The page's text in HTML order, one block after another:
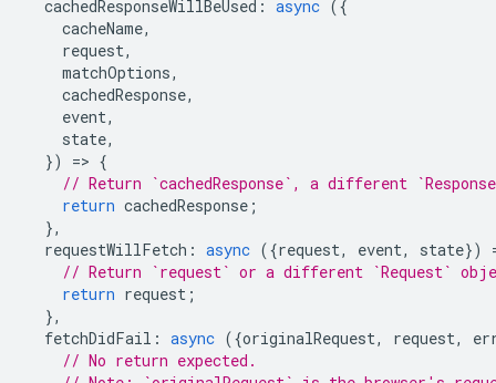
cachedResponseWillBeUsed : async ({
cacheName,
request,
matchOptions,
cachedResponse,
event,
state,
})
=> {
// Return `cachedResponse`, a different
return cachedResponse ;
},
requestWillFetch : async ({request, event, state})
// Return `request` or a different `Request`
return request ;
},
fetchDidFail : async ({originalRequest, request,
// No return expected.